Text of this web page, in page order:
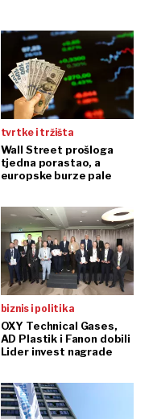
tvrtke i tržišta
Wall Street prošloga
tjedna porastao, a
europske burze pale
biznis i politika
OXY Technical Gases,
AD Plastik i Fanon dobili
Lider invest nagrade